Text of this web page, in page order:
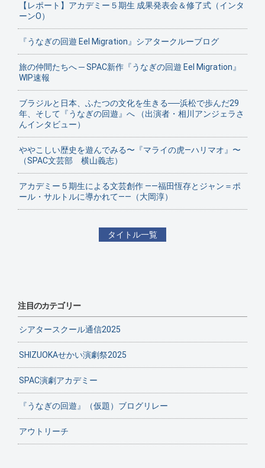
【レポート】アカデミー５期生 成果発表会＆修了式（インタ
ーンO）
『うなぎの回遊 Eel Migration』シアタークルーブログ
旅の仲間たちへ ─ SPAC新作『うなぎの回遊 Eel Migration』
WIP速報
ブラジルと日本、ふたつの文化を生きる──浜松で歩んだ29
年、そして『うなぎの回遊』へ （出演者・相川アンジェラさ
んインタビュー）
ややこしい歴史を遊んでみる〜『マライの虎—ハリマオ』〜
（SPAC文芸部 横山義志）
アカデミー５期生による文芸創作 ——福田恆存とジャン＝ポ
ール・サルトルに導かれて——（大岡淳）
タイトル一覧
注目のカテゴリー
シアタースクール通信2025
SHIZUOKAせかい演劇祭2025
SPAC演劇アカデミー
『うなぎの回遊』（仮題）ブログリレー
アウトリーチ